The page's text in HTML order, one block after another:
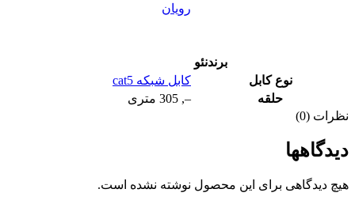
برندنئو
رویان
نوع کابل
کابل شبکه cat5
حلقه
–
, 305 متری
نظرات (0)
دیدگاهها
هیچ دیدگاهی برای این محصول نوشته نشده است.